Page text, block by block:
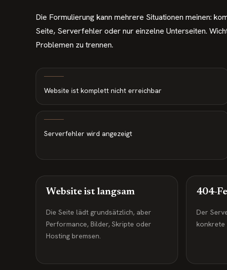
Die Formulierung kann mehrere Situationen meinen:
Seite, Serverfehler oder nur einzelne Unterseiten.
Problemen zu trennen.
Website ist komplett nicht erreichbar
Serverfehler wird angezeigt
Website ist langsam
Die Seite lädt grundsätzlich, aber
Performance, Bilder, Skripte oder
Hosting bremsen.
404-
Der
konkrete